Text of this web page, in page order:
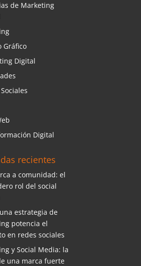
de Marketing
Gráfico
Digital
Digital
recientes
a comunidad: el
rol del social
estrategia de
potencia el
en redes sociales
y Social Media: la
una marca fuerte